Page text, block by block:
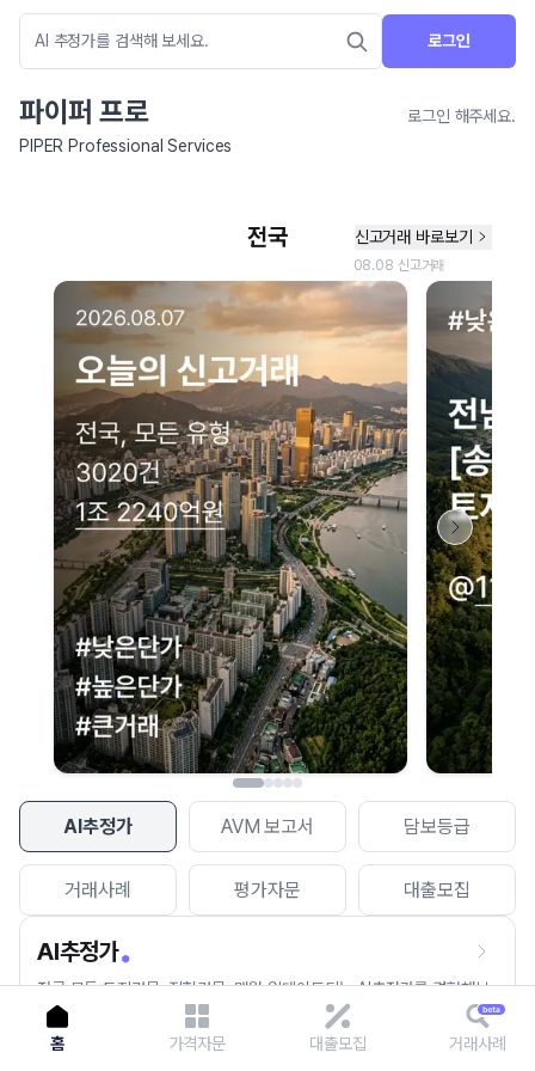
로그인
파이퍼 프로
로그인 해주세요.
PIPER Professional Services
AI추정가 AVM 보고서 담보등급
거래사례 평가자문 대출모집
AI추정가
전국 모든 토지건물, 집합건물, 매월 업데이트되는 AI추정가를 경험해보
세요.
네이버 지도 연결 안내
현재 네이버 지도 연결이 원활하지 않아 지도를 불러올 수 없습니다.
이용에 불편을 드려 죄송합니다.
다시 시도
홈 가격자문 대출모집 거래사례